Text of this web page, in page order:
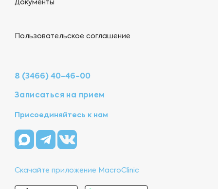
Документы
Пользовательское соглашение
8 (3466) 40-46-00
Записаться на прием
Присоединяйтесь к нам
Скачайте приложение MacroClinic